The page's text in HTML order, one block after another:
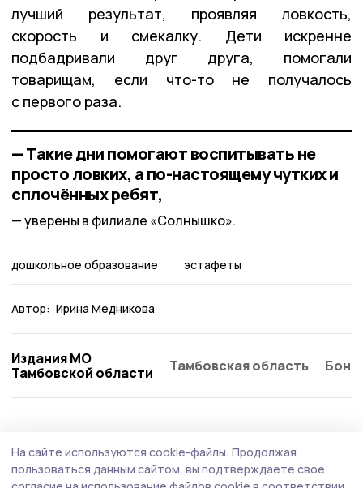
лучший результат, проявляя ловкость,
скорость и смекалку. Дети искренне
подбадривали друг друга, помогали
товарищам, если что-то не получалось
с первого раза.
— Такие дни помогают воспитывать не
просто ловких, а по-настоящему чутких и
сплочённых ребят,
уверены в филиале «Солнышко».
дошкольное образование эстафеты
Автор: Ирина Медникова
Издания МО
Тамбовской области
Тамбовская область
На сайте используются cookie-файлы. Продолжая
пользоваться данным сайтом, вы подтверждаете свое